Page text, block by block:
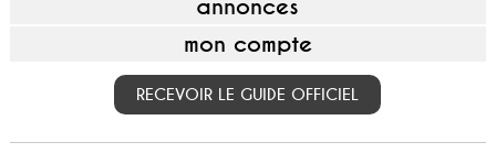
annonces
mon compte
RECEVOIR LE GUIDE OFFICIEL